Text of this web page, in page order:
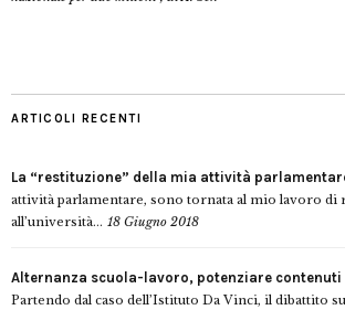
ARTICOLI RECENTI
La “restituzione” della mia attività
attività parlamentare, sono tornata al mio lavoro di
all’università... 18 Giugno 2018
Alternanza scuola-lavoro, potenziare contenuti
Partendo dal caso dell’Istituto Da Vinci, il dibattito